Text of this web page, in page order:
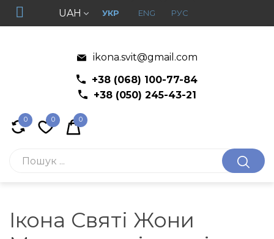
UAH УКР ENG РУС
ikona.svit@gmail.com
+38 (068) 100-77-84
+38 (050) 245-43-21
0 0 0
Ікона Святі Жони